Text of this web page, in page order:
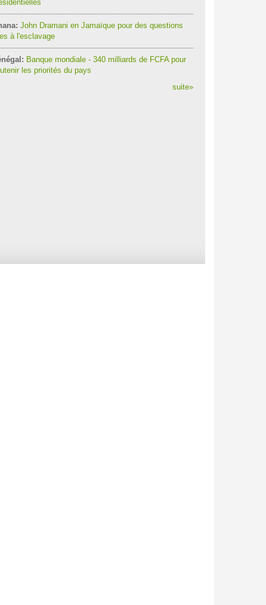
John Dramani en Jamaïque pour des questions
à l'esclavage
Banque mondiale - 340 milliards de FCFA pour
les priorités du pays
suite»